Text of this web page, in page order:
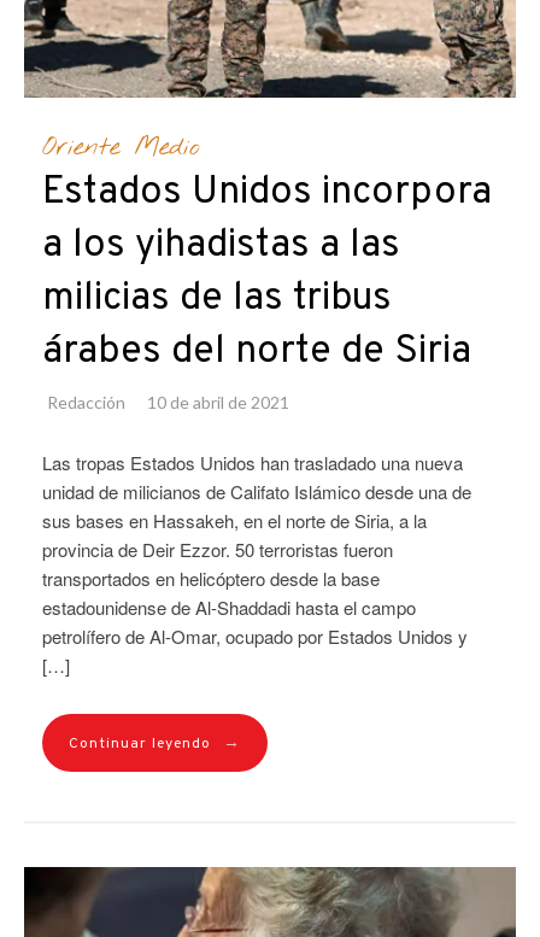
Oriente Medio
Estados Unidos incorpora
a los yihadistas a las
milicias de las tribus
árabes del norte de Siria
Redacción 10 de abril de 2021
Las tropas Estados Unidos han trasladado una nueva
unidad de milicianos de Califato Islámico desde una de
sus bases en Hassakeh, en el norte de Siria, a la
provincia de Deir Ezzor. 50 terroristas fueron
transportados en helicóptero desde la base
estadounidense de Al-Shaddadi hasta el campo
petrolífero de Al-Omar, ocupado por Estados Unidos y
[…]
Continuar leyendo →